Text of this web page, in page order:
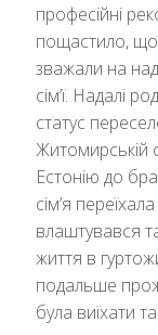
професійні
пощастило, що
зважали на
сім’ї. Надалі
статус
Житомирській
Естонію до
сім’я
влаштувався
життя в
подальше
була виїхати